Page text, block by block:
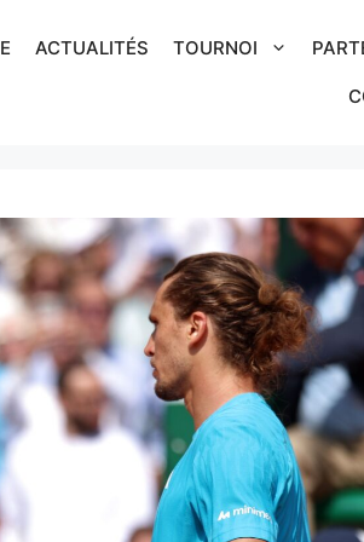
ACTUALITÉS TOURNOI